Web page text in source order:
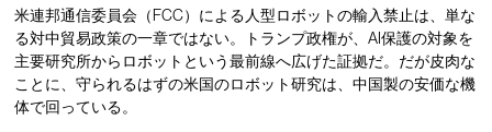
米連邦通信委員会（FCC）による人型ロボットの輸入禁止は、単な
る対中貿易政策の一章ではない。トランプ政権が、AI保護の対象を
主要研究所からロボットという最前線へ広げた証拠だ。だが皮肉な
ことに、守られるはずの米国のロボット研究は、中国製の安価な機
体で回っている。